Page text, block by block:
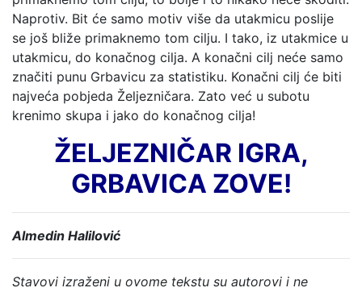
Naprotiv. Bit će samo motiv više da utakmicu poslije
se još bliže primaknemo tom cilju. I tako, iz utakmice u
utakmicu, do konačnog cilja. A konačni cilj neće samo
značiti punu Grbavicu za statistiku. Konačni cilj će biti
najveća pobjeda Željezničara. Zato već u subotu
krenimo skupa i jako do konačnog cilja!
ŽELJEZNIČAR IGRA,
GRBAVICA ZOVE!
Almedin Halilović
Stavovi izraženi u ovome tekstu su autorovi i ne